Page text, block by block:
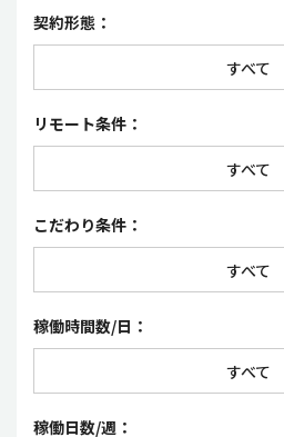
Web・クリエイ
コーポレート
契約形態：
すべて
契約社員
派遣社員・紹介
業務委託
リモート条件：
すべて
リモートワーク（
こだわり条件：
すべて
フレックスタイム制
時短勤務OK
稼働時間数/日：
すべて
稼働日数/週：